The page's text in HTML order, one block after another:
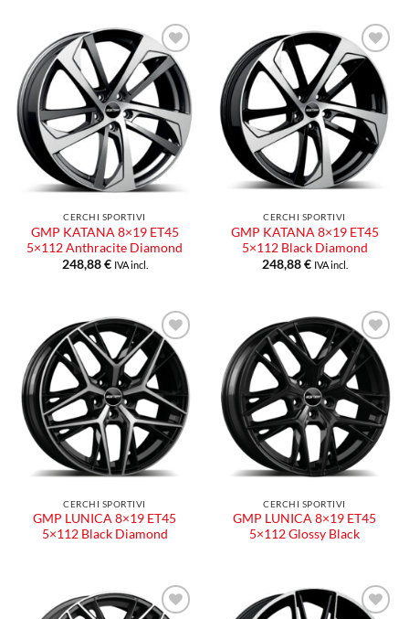
Aggiungi
alla lista
dei
desideri
CERCHI SPORTIVI
GMP KATANA 8×19 ET45
5×112 Anthracite Diamond
248,88€ IVA incl.
Aggiungi
alla lista
desideri
CERCHI SPORTIVI
GMP KATANA 8×19 ET45
5×112 Black Diamond
248,88€ IVA incl.
Aggiungi
alla lista
desideri
CERCHI SPORTIVI
GMP LUNICA 8×19 ET45
5×112 Black Diamond
Aggiungi
alla lista
desideri
CERCHI SPORTIVI
GMP LUNICA 8×19 ET45
5×112 Glossy Black